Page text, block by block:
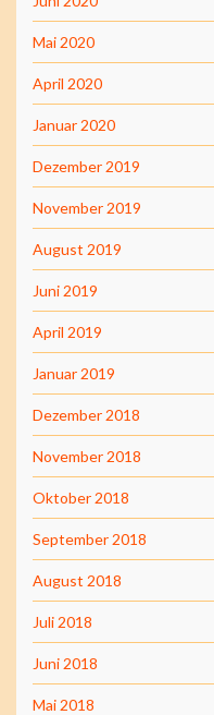
Mai 2020
April 2020
Januar 2020
Dezember 2019
November 2019
August 2019
Juni 2019
April 2019
Januar 2019
Dezember 2018
November 2018
Oktober 2018
September 2018
August 2018
Juli 2018
Juni 2018
Mai 2018